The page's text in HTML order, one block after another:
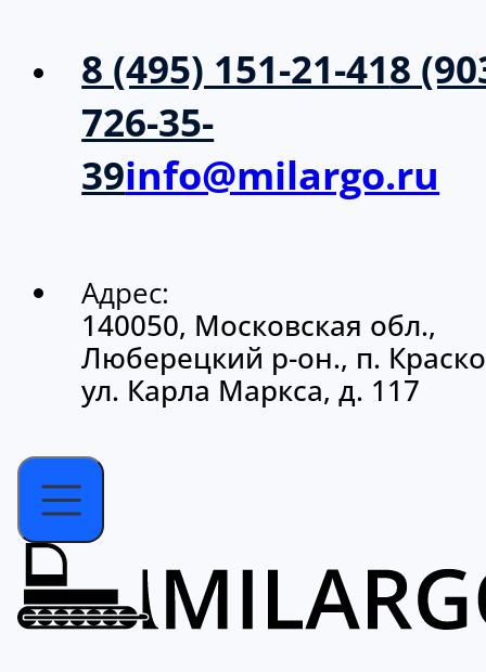
8 (495) 151-21-418
726-35-
39info@milargo.ru
Адрес:
140050, Московская обл.,
Люберецкий р-он., п.
ул. Карла Маркса, д. 117